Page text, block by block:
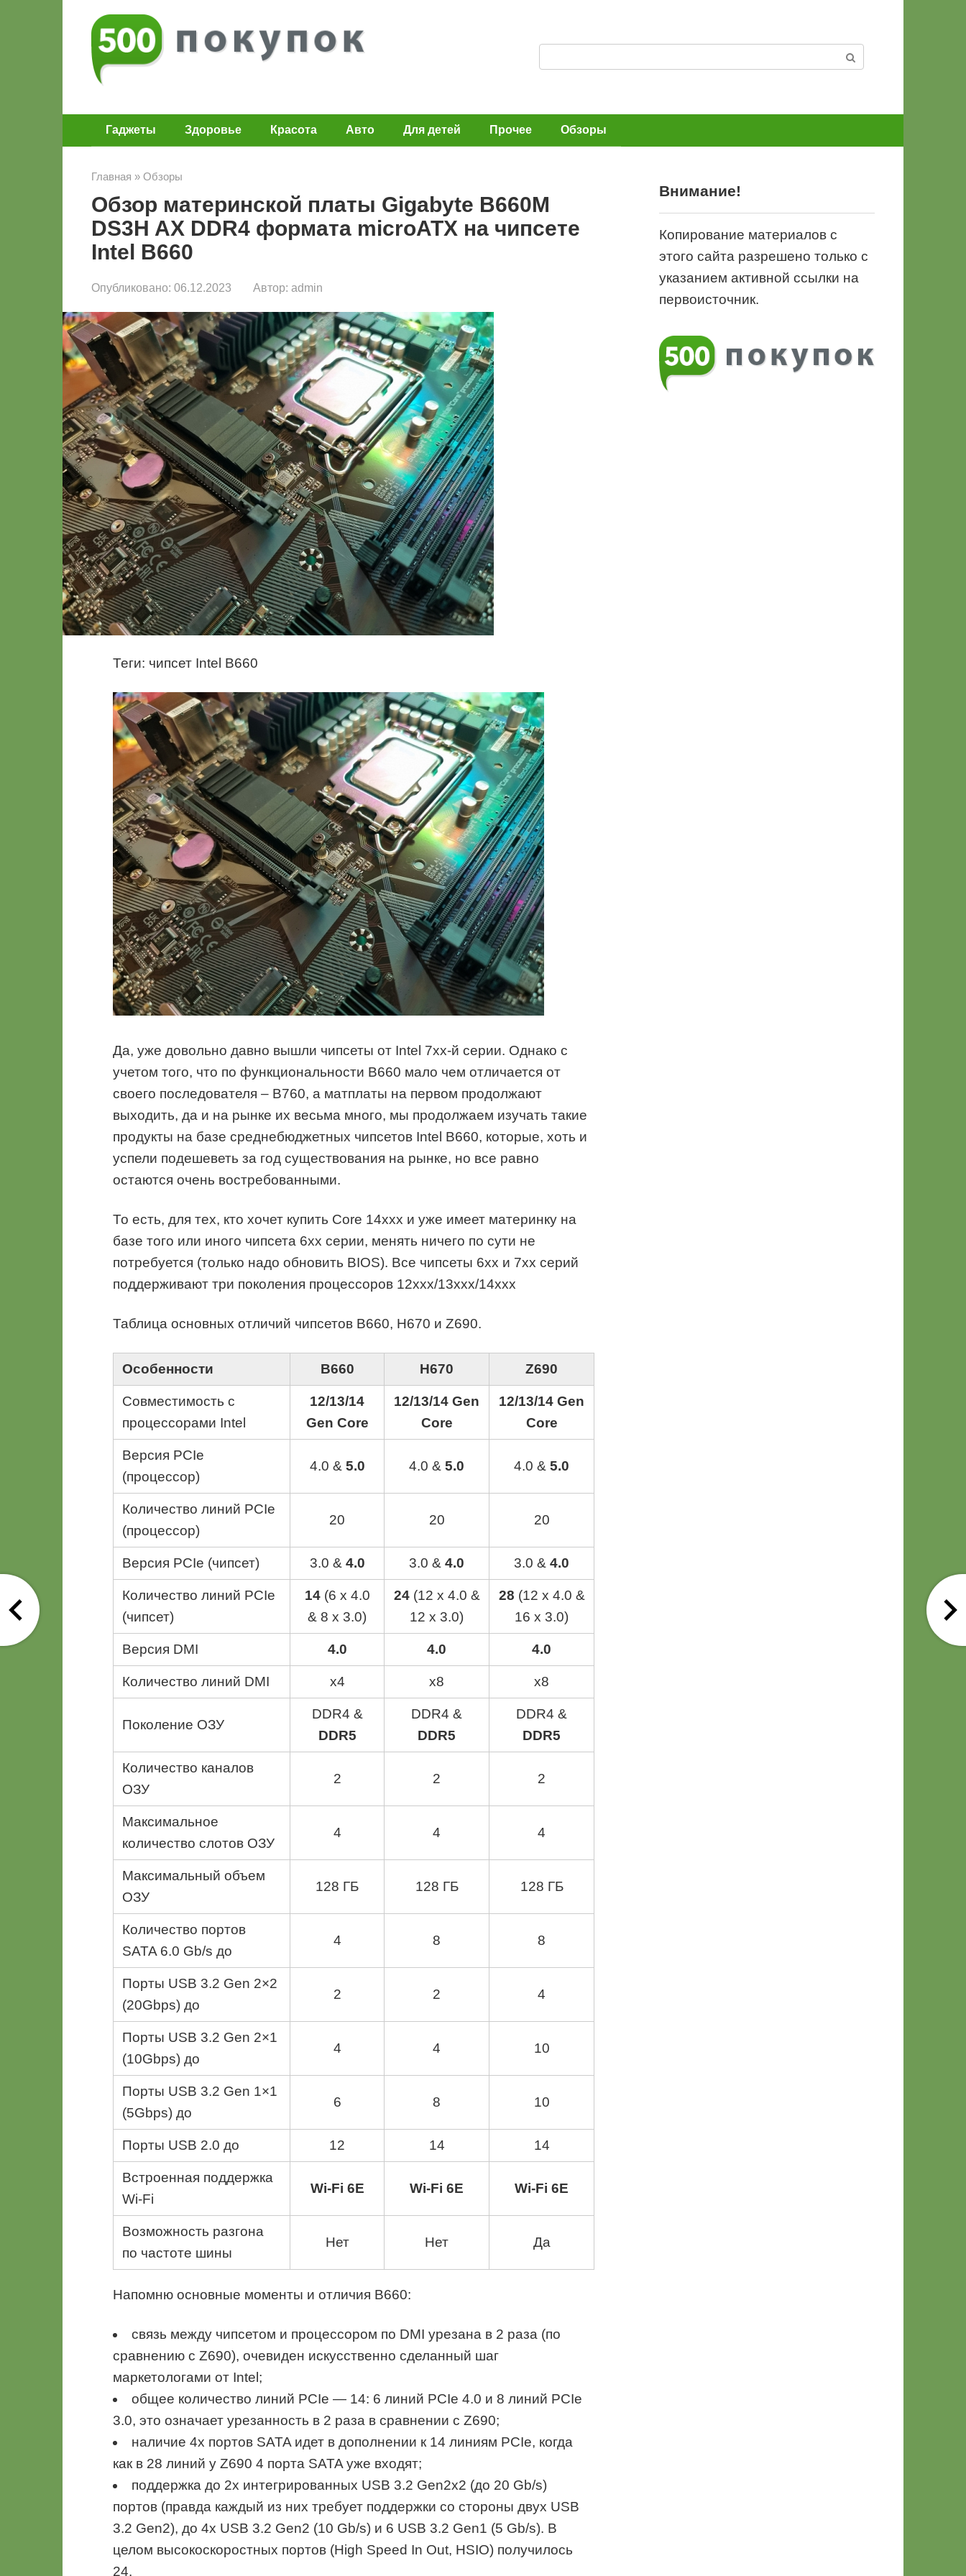
с
Гаджеты Здоровье Красота Авто Для детей Прочее Обзоры
Главная » Обзоры
Обзор материнской платы Gigabyte B660M
DS3H AX DDR4 формата microATX на чипсете
Intel B660
Опубликовано: 06.12.2023 Автор: admin
Теги: чипсет Intel B660
Да, уже довольно давно вышли чипсеты от Intel 7xx-й серии. Однако с
учетом того, что по функциональности B660 мало чем отличается от
своего последователя – B760, а матплаты на первом продолжают
выходить, да и на рынке их весьма много, мы продолжаем изучать такие
продукты на базе среднебюджетных чипсетов Intel B660, которые, хоть и
успели подешеветь за год существования на рынке, но все равно
остаются очень востребованными.
То есть, для тех, кто хочет купить Core 14ххх и уже имеет материнку на
базе того или иного чипсета 6хх серии, менять ничего по сути не
потребуется (только надо обновить BIOS). Все чипсеты 6хх и 7хх серий
поддерживают три поколения процессоров 12ххх/13ххх/14ххх
Таблица основных отличий чипсетов B660, H670 и Z690.
Особенности B660 H670 Z690
Совместимость с
процессорами Intel
12/13/14
Gen Core
12/13/14 Gen
Core
12/13/14 Gen
Core
Версия PCIe
(процессор)
4.0 & 5.0 4.0 & 5.0 4.0 & 5.0
Количество линий PCIe
(процессор)
20 20 20
Версия PCIe (чипсет) 3.0 & 4.0 3.0 & 4.0 3.0 & 4.0
Количество линий PCIe
(чипсет)
14(6 x 4.0
& 8 x 3.0)
24(12 x 4.0 &
12 x 3.0)
28 (12 x 4.0 &
16 x 3.0)
Версия DMI 4.0 4.0 4.0
Количество линий DMI x4 x8 x8
Поколение ОЗУ
DDR4 &
DDR5
DDR4 &
DDR5
DDR4 &
DDR5
Количество каналов
ОЗУ
2 2 2
Максимальное
количество слотов ОЗУ
4 4 4
Максимальный объем
ОЗУ
128 ГБ 128 ГБ 128 ГБ
Количество портов
SATA 6.0 Gb/s до
4 8 8
Порты USB 3.2 Gen 2×2
(20Gbps) до
2 2 4
Порты USB 3.2 Gen 2×1
(10Gbps) до
4 4 10
Порты USB 3.2 Gen 1×1
(5Gbps) до
6 8 10
Порты USB 2.0 до 12 14 14
Встроенная поддержка
Wi-Fi
Wi-Fi 6E Wi-Fi 6E Wi-Fi 6E
Возможность разгона
по частоте шины
Нет Нет Да
Напомню основные моменты и отличия B660:
связь между чипсетом и процессором по DMI урезана в 2 раза (по
сравнению с Z690), очевиден искусственно сделанный шаг
маркетологами от Intel;
общее количество линий PCIe — 14: 6 линий PCIe 4.0 и 8 линий PCIe
3.0, это означает урезанность в 2 раза в сравнении с Z690;
наличие 4х портов SATA идет в дополнении к 14 линиям PCIe, когда
как в 28 линий у Z690 4 порта SATA уже входят;
поддержка до 2х интегрированных USB 3.2 Gen2x2 (до 20 Gb/s)
портов (правда каждый из них требует поддержки со стороны двух USB
3.2 Gen2), до 4х USB 3.2 Gen2 (10 Gb/s) и 6 USB 3.2 Gen1 (5 Gb/s). В
целом высокоскоростных портов (High Speed In Out, HSIO) получилось
24.
Внимание!
Копирование материалов с
этого сайта разрешено только с
указанием активной ссылки на
первоисточник.